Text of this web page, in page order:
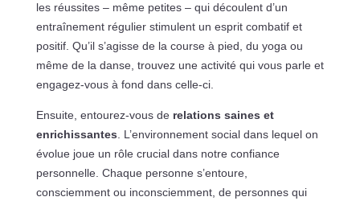
les réussites – même petites – qui découlent d’un
entraînement régulier stimulent un esprit combatif et
positif. Qu’il s’agisse de la course à pied, du yoga ou
même de la danse, trouvez une activité qui vous parle et
engagez-vous à fond dans celle-ci.
Ensuite, entourez-vous de relations saines et
enrichissantes . L’environnement social dans lequel on
évolue joue un rôle crucial dans notre confiance
personnelle. Chaque personne s’entoure,
consciemment ou inconsciemment, de personnes qui